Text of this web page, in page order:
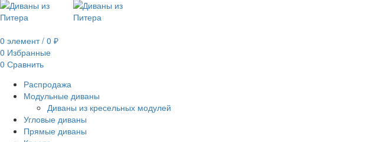
0 элемент / 0 ₽
0 Избранные
0 Сравнить
Распродажа
Модульные диваны
Диваны из кресельных модулей
Угловые диваны
Прямые диваны